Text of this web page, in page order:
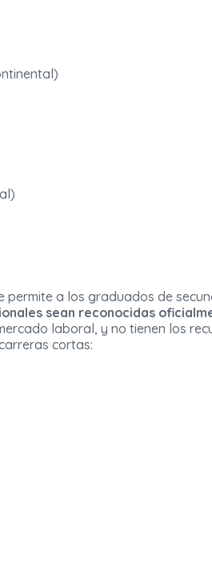
a los graduados de
sean reconocidas
laboral, y no tienen los
cortas: